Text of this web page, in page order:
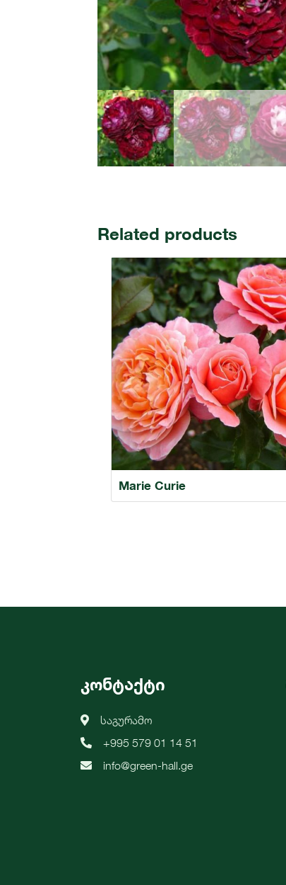
Related products
Marie Curie
კონტაქტი
საგურამო
+995 579 01 14 51
info@green-hall.ge